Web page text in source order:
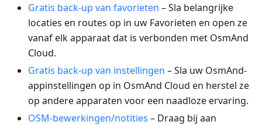
Gratis back-up van favorieten – Sla belangrijke
locaties en routes op in uw Favorieten en open ze
vanaf elk apparaat dat is verbonden met OsmAnd
Cloud.
Gratis back-up van instellingen – Sla uw OsmAnd-
appinstellingen op in OsmAnd Cloud en herstel ze
op andere apparaten voor een naadloze ervaring.
OSM-bewerkingen/notities – Draag bij aan